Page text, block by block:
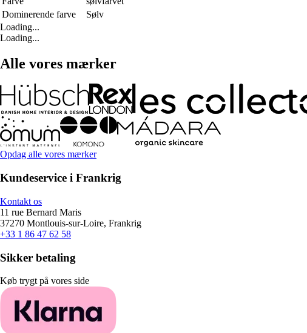
Dominerende farve
Sølv
Loading...
Loading...
Alle vores mærker
Opdag alle vores mærker
Kundeservice i Frankrig
Kontakt os
11 rue Bernard Maris
37270 Montlouis-sur-Loire, Frankrig
+33 1 86 47 62 58
Sikker betaling
Køb trygt på vores side